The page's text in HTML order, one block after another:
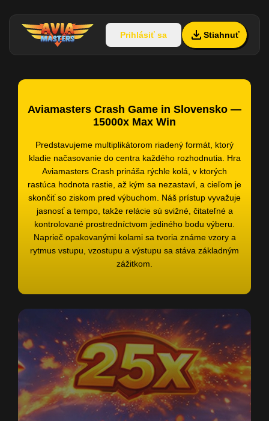
Prihlásiť sa Stiahnuť
Aviamasters Crash Game in Slovensko —
15000x Max Win
Predstavujeme multiplikátorom riadený formát, ktorý
kladie načasovanie do centra každého rozhodnutia. Hra
Aviamasters Crash prináša rýchle kolá, v ktorých
rastúca hodnota rastie, až kým sa nezastaví, a cieľom je
skončiť so ziskom pred výbuchom. Náš prístup vyvažuje
jasnosť a tempo, takže relácie sú svižné, čitateľné a
kontrolované prostredníctvom jediného bodu výberu.
Naprieč opakovanými kolami sa tvoria známe vzory a
rytmus vstupu, vzostupu a výstupu sa stáva základným
zážitkom.